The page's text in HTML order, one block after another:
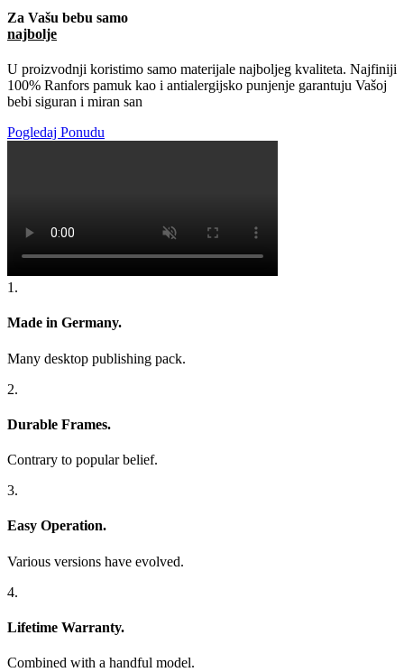
Za Vašu bebu samo
najbolje
U proizvodnji koristimo samo materijale najboljeg kvaliteta. Najfiniji
100% Ranfors pamuk kao i antialergijsko punjenje garantuju Vašoj
bebi siguran i miran san
Pogledaj Ponudu
1.
Made in Germany.
Many desktop publishing pack.
2.
Durable Frames.
Contrary to popular belief.
3.
Easy Operation.
Various versions have evolved.
4.
Lifetime Warranty.
Combined with a handful model.